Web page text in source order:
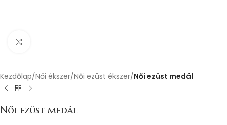
Kezdőlap Női ékszer Női ezüst ékszer Női ezüst medál
Női ezüst medál